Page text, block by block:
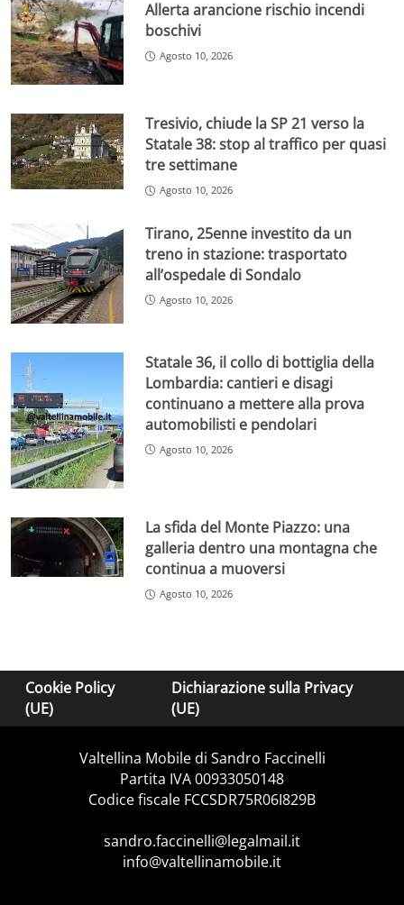
Allerta arancione rischio incendi
boschivi
Agosto 10, 2026
Tresivio, chiude la SP 21 verso la
Statale 38: stop al traffico per quasi
tre settimane
Agosto 10, 2026
Tirano, 25enne investito da un
treno in stazione: trasportato
all’ospedale di Sondalo
Agosto 10, 2026
Statale 36, il collo di bottiglia della
Lombardia: cantieri e disagi
continuano a mettere alla prova
automobilisti e pendolari
Agosto 10, 2026
La sfida del Monte Piazzo: una
galleria dentro una montagna che
continua a muoversi
Agosto 10, 2026
Cookie Policy
(UE)
Dichiarazione sulla Privacy
(UE)
Valtellina Mobile di Sandro Faccinelli
Partita IVA 00933050148
Codice fiscale FCCSDR75R06I829B
sandro.faccinelli@legalmail.it
info@valtellinamobile.it